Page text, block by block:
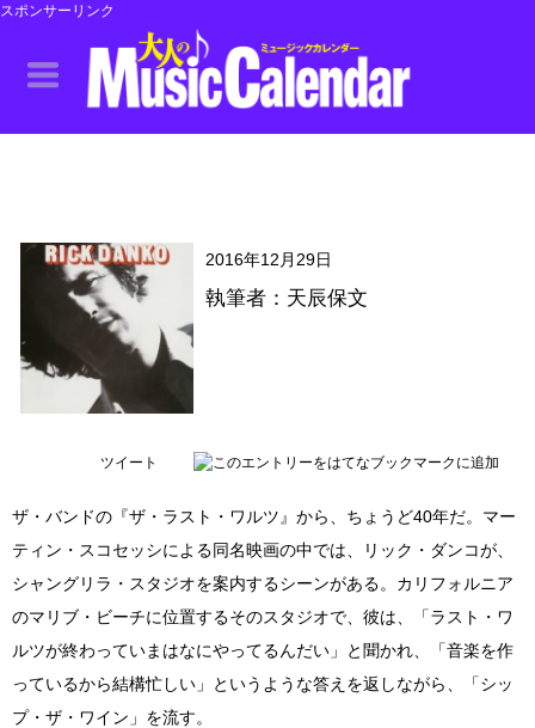
スポンサーリンク
2016年12月29日
執筆者：天辰保文
ツイート
ザ・バンドの『ザ・ラスト・ワルツ』から、ちょうど40年だ。マー
ティン・スコセッシによる同名映画の中では、リック・ダンコが、
シャングリラ・スタジオを案内するシーンがある。カリフォルニア
のマリブ・ビーチに位置するそのスタジオで、彼は、「ラスト・ワ
ルツが終わっていまはなにやってるんだい」と聞かれ、「音楽を作
っているから結構忙しい」というような答えを返しながら、「シッ
プ・ザ・ワイン」を流す。